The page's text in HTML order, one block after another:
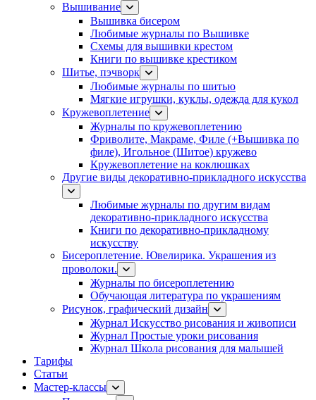
Вышивание
Вышивка бисером
Любимые журналы по Вышивке
Схемы для вышивки крестом
Книги по вышивке крестиком
Шитье, пэчворк
Любимые журналы по шитью
Мягкие игрушки, куклы, одежда для кукол
Кружевоплетение
Журналы по кружевоплетению
Фриволите, Макраме, Филе (+Вышивка по
филе), Игольное (Шитое) кружево
Кружевоплетение на коклюшках
Другие виды декоративно-прикладного искусства
Любимые журналы по другим видам
декоративно-прикладного искусства
Книги по декоративно-прикладному
искусству
Бисероплетение. Ювелирика. Украшения из
проволоки.
Журналы по бисероплетению
Обучающая литература по украшениям
Рисунок, графический дизайн
Журнал Искусство рисования и живописи
Журнал Простые уроки рисования
Журнал Школа рисования для малышей
Тарифы
Статьи
Мастер-классы